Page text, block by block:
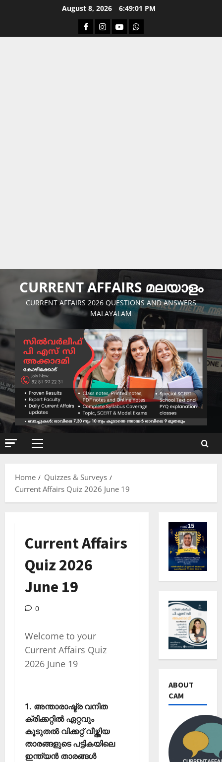
August 8, 2026 6:49:01 PM
Facebook
Instagram
YoutubeWhatsapp
CURRENT AFFAIRS മലയാളം
CURRENT AFFAIRS 2026 QUESTIONS AND ANSWERS
MALAYALAM
Primary
Home
Quizzes & Surveys
Current Affairs Quiz 2026 June 19
Current Affairs
Quiz 2026
June 19
0
Welcome to your
Current Affairs Quiz
2026 June 19
1. അന്താരാഷ്ട്ര വനിത
ക്രിക്കറ്റില്‍ ഏറ്റവും
കൂടുതല്‍ വിക്കറ്റ് വീഴ്ത്തിയ
താരങ്ങളുടെ പട്ടികയിലെ
ഇന്ത്യന്‍ താരങ്ങള്‍
ABOUT
CAM